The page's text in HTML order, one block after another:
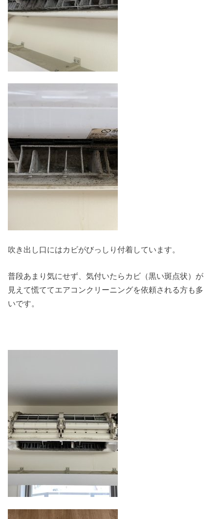
吹き出し口にはカビがびっしり付着しています。
普段あまり気にせず、気付いたらカビ（黒い斑点状）が
見えて慌ててエアコンクリーニングを依頼される方も多
いです。